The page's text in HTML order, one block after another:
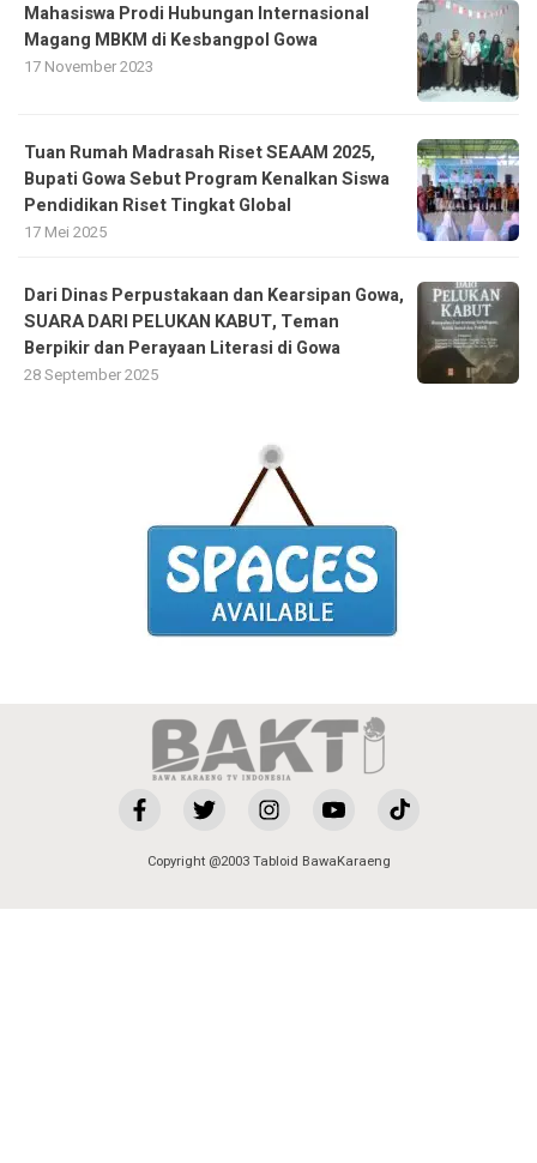
Mahasiswa Prodi Hubungan Internasional
Magang MBKM di Kesbangpol Gowa
17 November 2023
Tuan Rumah Madrasah Riset SEAAM 2025,
Bupati Gowa Sebut Program Kenalkan Siswa
Pendidikan Riset Tingkat Global
17 Mei 2025
Dari Dinas Perpustakaan dan Kearsipan Gowa,
SUARA DARI PELUKAN KABUT, Teman
Berpikir dan Perayaan Literasi di Gowa
28 September 2025
Copyright @2003 Tabloid BawaKaraeng